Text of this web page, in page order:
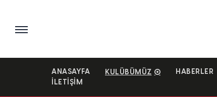
ANASAYFA KULÜBÜMÜZ HABERLER
İLETIŞIM